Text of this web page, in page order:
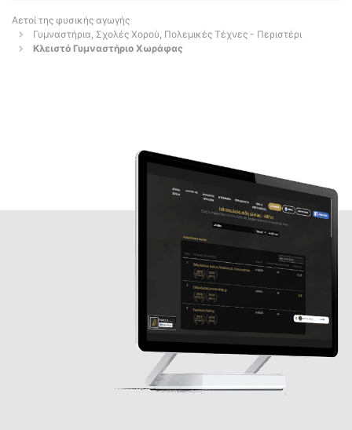
Αετοί της φυσικής αγωγής
Γυμναστήρια, Σχολές Χορού, Πολεμικές Τέχνες - Περιστέρι
Κλειστό Γυμναστήριο Χωράφας